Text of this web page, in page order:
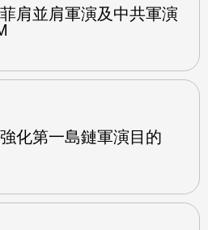
肩並肩軍演及中共軍演
化第一島鏈軍演目的